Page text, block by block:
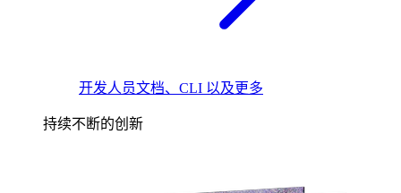
开发人员文档、CLI 以及更多
持续不断的创新